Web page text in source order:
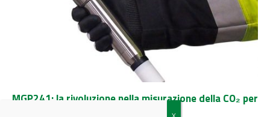
MGP241: la rivoluzione nella misurazione della CO₂ per